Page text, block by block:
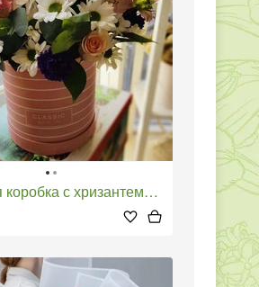
хризантемой кустовой , альстромерией, розой